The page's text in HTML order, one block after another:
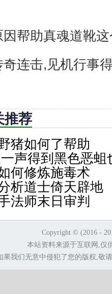
因帮助真魂道靴
奇连击,见机行事
推荐
猪如何了帮助
声得到黑色恶蛆
何修炼施毒术
析道士倚天辟地
法师末日审判
Copyright © (2016 -
本站资料来源于互联网,仅
果我们无意中侵犯了您的版权,敬